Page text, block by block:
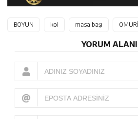
BOYUN kol masa başı
YORUM ALANI